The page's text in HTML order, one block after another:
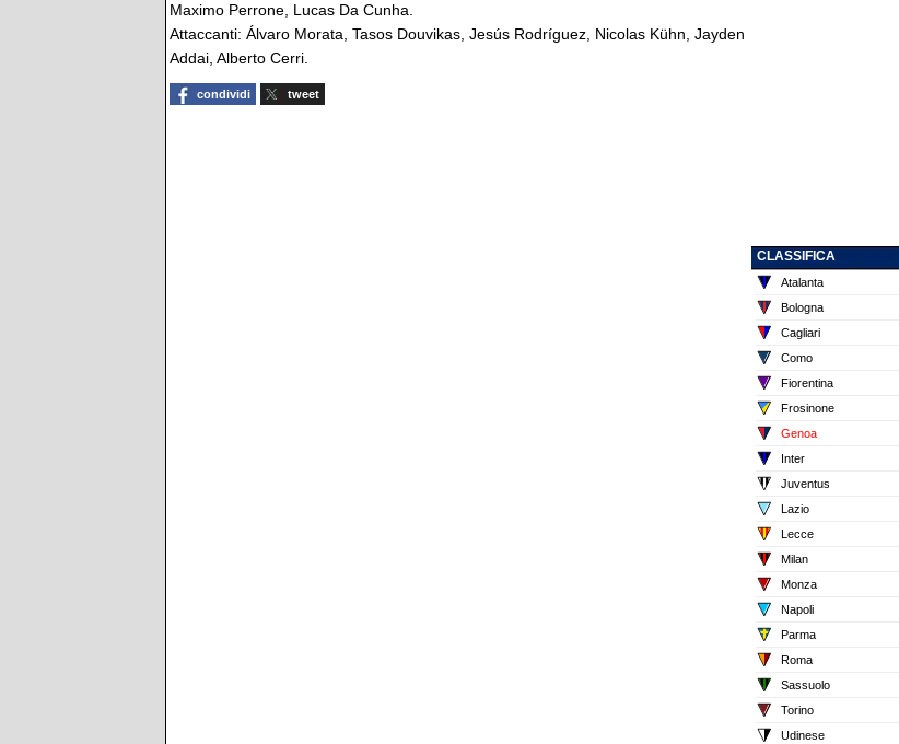
Maximo Perrone, Lucas Da Cunha.
Attaccanti: Álvaro Morata, Tasos Douvikas, Jesús Rodríguez, Nicolas Kühn, Jayden
Addai, Alberto Cerri.
condividi tweet
CLASSIFICA
Atalanta
Bologna
Cagliari
Como
Fiorentina
Frosinone
Genoa
Inter
Juventus
Lazio
Lecce
Milan
Monza
Napoli
Parma
Roma
Sassuolo
Torino
Udinese